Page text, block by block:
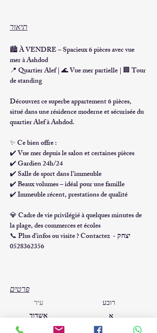
תיאור
🏙️ À VENDRE – Spacieux 6 pièces avec vue
mer à Ashdod
📍 Quartier Alef | 🌊 Vue mer partielle | 🏢 Tour
de standing
Découvrez ce superbe appartement 6 pièces,
situé dans une résidence moderne et sécurisée du
quartier Alef à Ashdod.
✨ Ce bien offre :
✔️ Vue mer depuis le salon et certaines pièces
✔️ Gardien 24h/24
✔️ Salle de sport dans l’immeuble
✔️ Beaux volumes – idéal pour une famille
✔️ Immeuble récent, prestations de qualité
💎 Cadre de vie privilégié à quelques minutes de
la plage, des commerces et écoles
📞 Plus d'infos ou visite ? Contactez יצחק -
0528362356
פרטים
עיר
אשדוד
רובע
א